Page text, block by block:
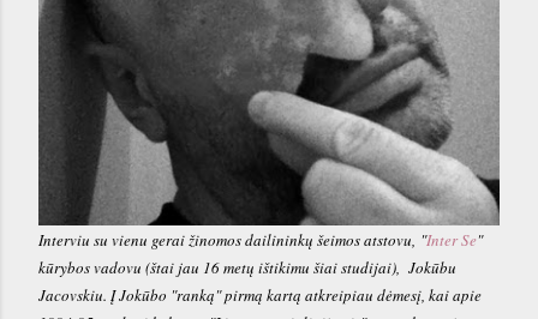
Interviu su vienu gerai žinomos dailininkų šeimos atstovu, "Inter Se"
kūrybos vadovu (štai jau 16 metų ištikimu šiai studijai), Jokūbu
Jacovskiu. Į Jokūbo "ranką" pirmą kartą atkreipiau dėmesį, kai apie